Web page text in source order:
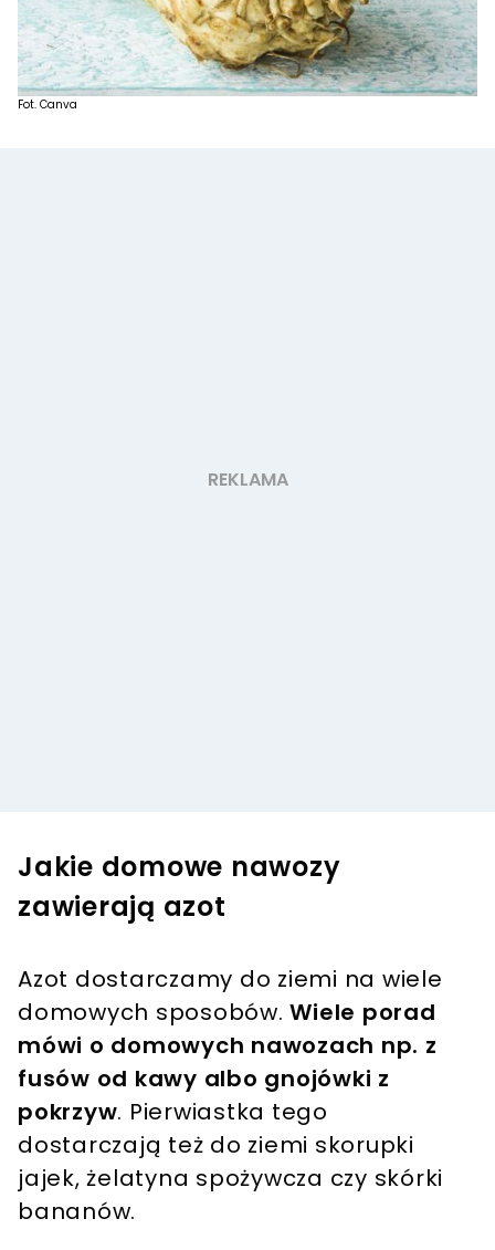
Fot. Canva
Jakie domowe nawozy
zawierają azot
Azot dostarczamy do ziemi na wiele
domowych sposobów.Wiele porad
mówi o domowych nawozach np. z
fusów od kawy albo gnojówki z
pokrzyw. Pierwiastka tego
dostarczają też do ziemi skorupki
jajek, żelatyna spożywcza czy skórki
bananów.